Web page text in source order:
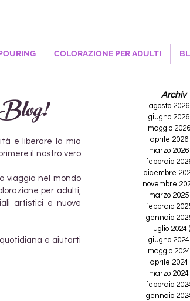
COLORAZIONE PER ADULTI
e liberare la mia
il nostro vero
viaggio nel mondo
per adulti,
artistici e nuove
e aiutarti
Archiv
agosto 2026
giugno 2026
maggio 2026
aprile 2026
marzo 2026
febbraio
dicembre
novembre
marzo 2025
febbraio
gennaio
luglio 2024
giugno 2024
maggio 2024
aprile 2024
marzo 2024
febbraio
gennaio